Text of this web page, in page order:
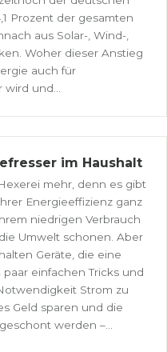
Prozent der gesamten
aus Solar-, Wind-,
Woher dieser Anstieg
auch für
und...
im Haushalt
mehr, denn es gibt
Energieeffizienz ganz
niedrigen Verbrauch
Umwelt schonen. Aber
Geräte, die eine
einfachen Tricks und
Strom zu
Geld sparen und die
werden –...